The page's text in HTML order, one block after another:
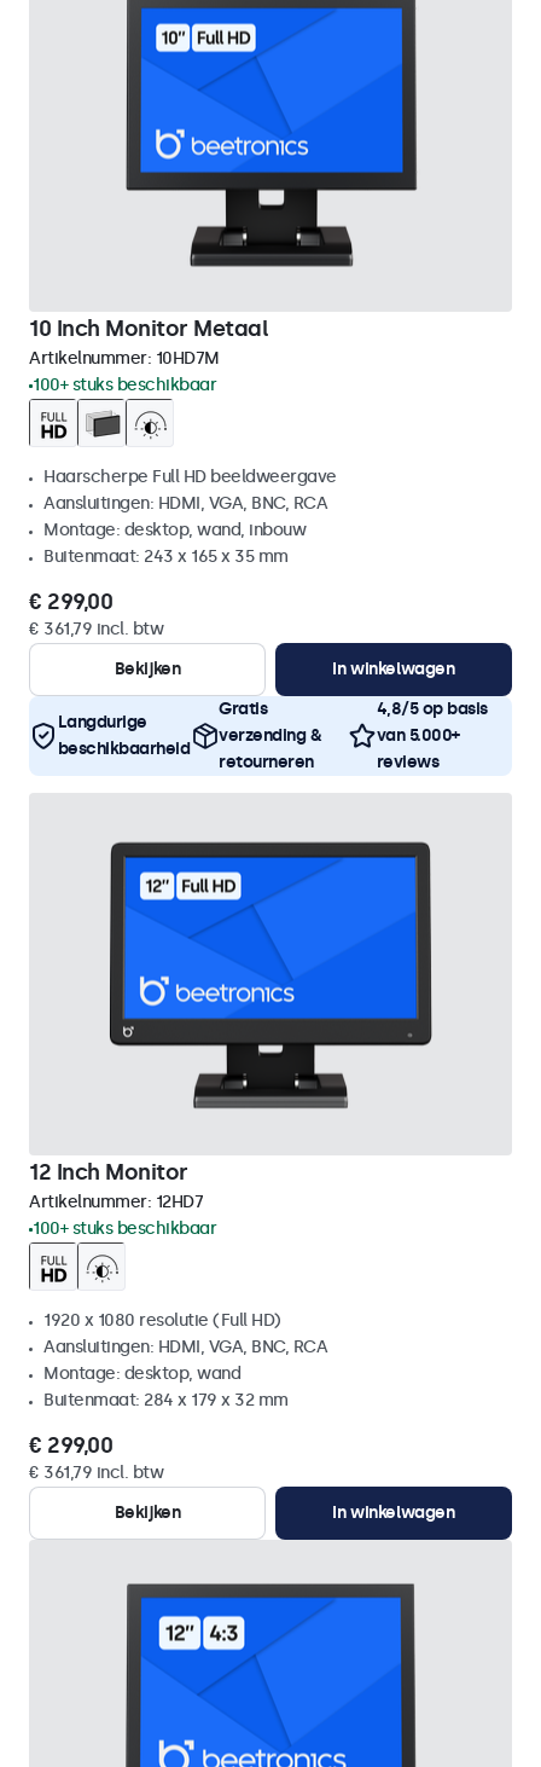
10 Inch Monitor Metaal
Artikelnummer: 10HD7M
100+ stuks beschikbaar
Haarscherpe Full HD beeldweergave
Aansluitingen: HDMI, VGA, BNC, RCA
Montage: desktop, wand, inbouw
Buitenmaat: 243 x 165 x 35 mm
€ 299,00
€ 361,79 incl. btw
Bekijken
In winkelwagen
Langdurige
beschikbaarheid
Gratis
verzending &
retourneren
4,8/5 op basis
van 5.000+
reviews
12 Inch Monitor
Artikelnummer: 12HD7
100+ stuks beschikbaar
1920 x 1080 resolutie (Full HD)
Aansluitingen: HDMI, VGA, BNC, RCA
Montage: desktop, wand
Buitenmaat: 284 x 179 x 32 mm
€ 299,00
€ 361,79 incl. btw
Bekijken
In winkelwagen